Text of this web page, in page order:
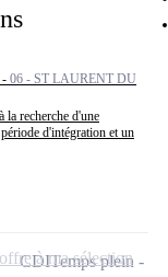
- 06 - ST LAURENT DU
la recherche d'une
d'intégration et un
CDITemps plein
à ma sélection